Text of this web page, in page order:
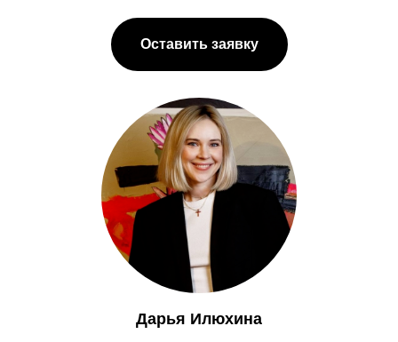
Оставить заявку
Дарья Илюхина